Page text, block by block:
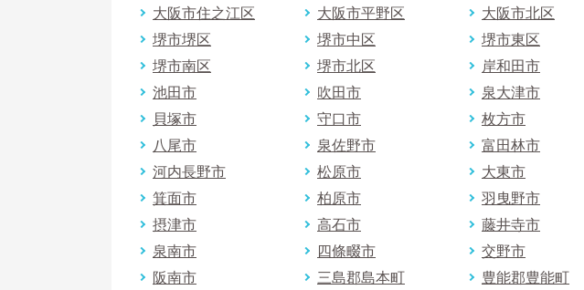
大阪市住之江区
大阪市平野区 大阪市北区
堺市堺区
堺市中区 堺市東区
堺市南区
堺市北区 岸和田市
池田市
吹田市 泉大津市
貝塚市
守口市 枚方市
八尾市
泉佐野市 富田林市
河内長野市
松原市 大東市
箕面市
柏原市 羽曳野市
摂津市
高石市 藤井寺市
泉南市
四條畷市 交野市
阪南市
三島郡島本町 豊能郡豊能町